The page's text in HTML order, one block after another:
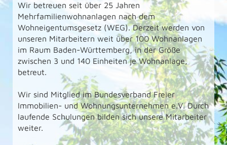
Wir betreuen seit über 25 Jahren
Mehrfamilienwohnanlagen nach dem
Wohneigentumsgesetz (WEG). Derzeit werden von
unseren Mitarbeitern weit über 100 Wohnanlagen
im Raum Baden-Württemberg, in der Größe
zwischen 3 und 140 Einheiten je Wohnanlage,
betreut.
Wir sind Mitglied im Bundesverband Freier
Immobilien- und Wohnungsunternehmen e.V. Durch
laufende Schulungen bilden sich unsere Mitarbeiter
weiter.